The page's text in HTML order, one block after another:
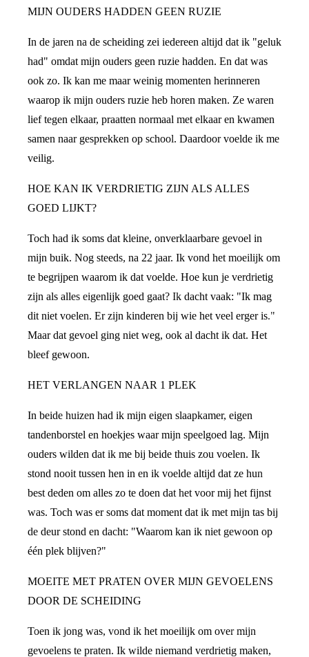
MIJN OUDERS HADDEN GEEN RUZIE
In de jaren na de scheiding zei iedereen altijd dat ik "geluk
had" omdat mijn ouders geen ruzie hadden. En dat was
ook zo. Ik kan me maar weinig momenten herinneren
waarop ik mijn ouders ruzie heb horen maken. Ze waren
lief tegen elkaar, praatten normaal met elkaar en kwamen
samen naar gesprekken op school. Daardoor voelde ik me
veilig.
HOE KAN IK VERDRIETIG ZIJN ALS ALLES
GOED LIJKT?
Toch had ik soms dat kleine, onverklaarbare gevoel in
mijn buik. Nog steeds, na 22 jaar. Ik vond het moeilijk om
te begrijpen waarom ik dat voelde. Hoe kun je verdrietig
zijn als alles eigenlijk goed gaat? Ik dacht vaak: "Ik mag
dit niet voelen. Er zijn kinderen bij wie het veel erger is."
Maar dat gevoel ging niet weg, ook al dacht ik dat. Het
bleef gewoon.
HET VERLANGEN NAAR 1 PLEK
In beide huizen had ik mijn eigen slaapkamer, eigen
tandenborstel en hoekjes waar mijn speelgoed lag. Mijn
ouders wilden dat ik me bij beide thuis zou voelen. Ik
stond nooit tussen hen in en ik voelde altijd dat ze hun
best deden om alles zo te doen dat het voor mij het fijnst
was. Toch was er soms dat moment dat ik met mijn tas bij
de deur stond en dacht: "Waarom kan ik niet gewoon op
één plek blijven?"
MOEITE MET PRATEN OVER MIJN GEVOELENS
DOOR DE SCHEIDING
Toen ik jong was, vond ik het moeilijk om over mijn
gevoelens te praten. Ik wilde niemand verdrietig maken,